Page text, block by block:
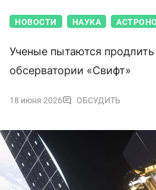
НОВОСТИ НАУКА
Ученые пытаются
обсерватории «Свифт»
18 июня 2026 ОБСУДИТЬ